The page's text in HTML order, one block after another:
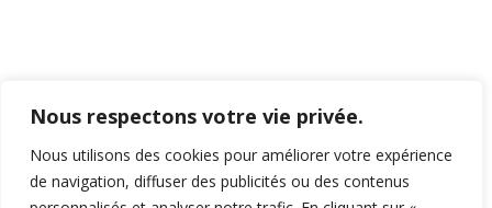
Nous respectons votre vie privée.
Nous utilisons des cookies pour améliorer votre expérience
de navigation, diffuser des publicités ou des contenus
RECHERCHER DES COMPTES